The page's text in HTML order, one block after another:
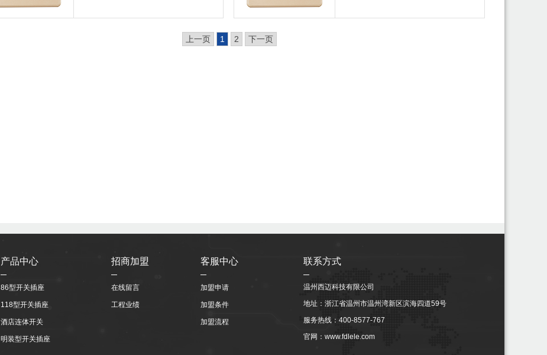
上一页 1 2 下一页
产品中心
86型开关插座
118型开关插座
酒店连体开关
明装型开关插座
招商加盟
在线留言
工程业绩
客服中心
加盟申请
加盟条件
加盟流程
联系方式
温州西迈科技有限公司
地址：浙江省温州市温州湾新区滨海四道59号
服务热线：400-8577-767
官网： www.fdlele.com